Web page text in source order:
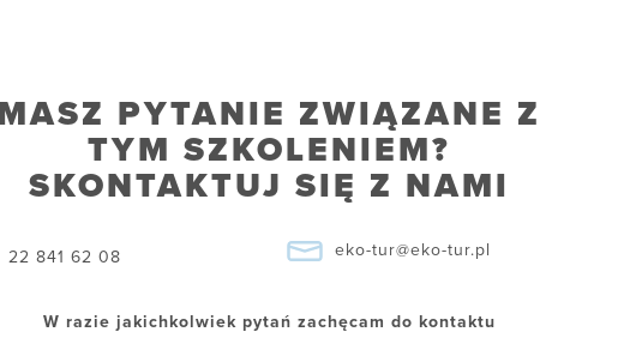
PYTANIE ZWIĄZANE Z
TYM SZKOLENIEM?
SKONTAKTUJ SIĘ Z NAMI
22 841 62 08 eko-tur@eko-tur.pl
W razie jakichkolwiek pytań zachęcam do kontaktu